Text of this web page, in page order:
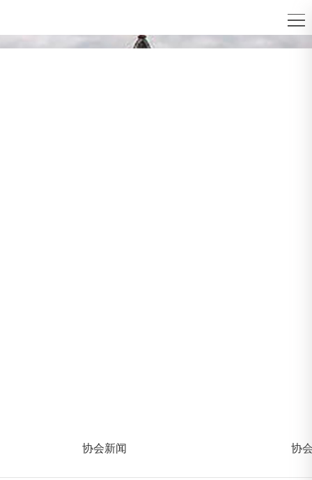
协会新闻 协